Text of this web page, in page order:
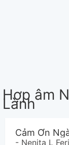
Hợp âm
Lành
Cảm Ơn
- Nenita L